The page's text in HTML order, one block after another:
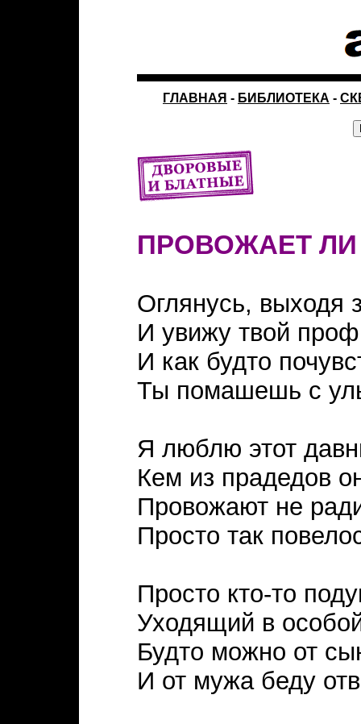
ГЛАВНАЯ - БИБЛИОТЕКА -
ПРОВОЖАЕТ
Оглянусь, выходя
И увижу твой
И как будто
Ты помашешь с
Я люблю этот
Кем из прадедов
Провожают не
Просто так
Просто кто-то
Уходящий в
Будто можно от
И от мужа беду